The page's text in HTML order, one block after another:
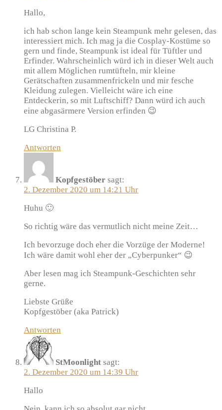
Hallo,
ich hab schon lange kein Steampunk mehr gelesen, das
interessiert mich. Ich mag ja die Cosplay-Kostüme so
gern und finde, Steampunk ist ideal für Tüftler und
Erfinder. Wahrscheinlich würd ich in dieser Welt auch
mit allem Möglichen rumtüfteln, mir kleine
Gerätschaften zusammenfrickeln und mir fesche
Kleidung zulegen. Vielleicht wäre ich eine
Entdeckerin, so mit Luftschiff? Dann würd ich auch
eine abgasärmere Version erfinden 😉
LG Christina P.
Antworten
Kopfgestöber sagt:
2. Dezember 2020 um 14:21 Uhr
Huhu 🙂
So richtig wäre das vermutlich nicht meine Zeit…
Ich bevorzuge doch eher die Vorzüge der Moderne!
Ich wäre damit wohl eher der „Cyberpunker“ 😉
Aber lesen mag ich Steampunk-Geschichten sehr
gerne.
Liebste Grüße
Kopfgestöber (aka Patrick)
Antworten
StMoonlight sagt:
2. Dezember 2020 um 14:39 Uhr
Hallo